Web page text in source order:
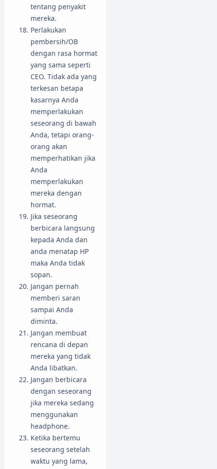
tentang penyakit
mereka.
Perlakukan
pembersih/OB
dengan rasa hormat
yang sama seperti
CEO. Tidak ada yang
terkesan betapa
kasarnya Anda
memperlakukan
seseorang di bawah
Anda, tetapi orang-
orang akan
memperhatikan jika
Anda
memperlakukan
mereka dengan
hormat.
Jika seseorang
berbicara langsung
kepada Anda dan
anda menatap HP
maka Anda tidak
sopan.
Jangan pernah
memberi saran
sampai Anda
diminta.
Jangan membuat
rencana di depan
mereka yang tidak
Anda libatkan.
Jangan berbicara
dengan seseorang
jika mereka sedang
menggunakan
headphone.
Ketika bertemu
seseorang setelah
waktu yang lama,